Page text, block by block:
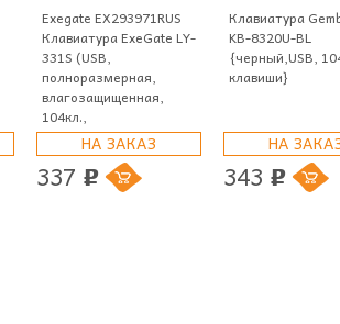
Exegate EX293971RUS
Клавиатура ExeGate LY-
331S (USB,
полноразмерная,
влагозащищенная,
104кл.,
НА ЗАКАЗ
337 p
Клавиатура
KB-8320U-BL
{черный,USB,
клавиши}
НА
343 p